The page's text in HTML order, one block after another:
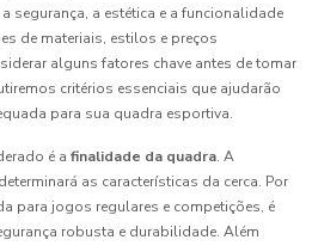
segurança, a estética e a funcionalidade
de materiais, estilos e preços
alguns fatores chave antes de tomar
critérios essenciais que ajudarão
para sua quadra esportiva.
é a finalidade da quadra. A
as características da cerca. Por
para jogos regulares e competições, é
robusta e durabilidade. Além